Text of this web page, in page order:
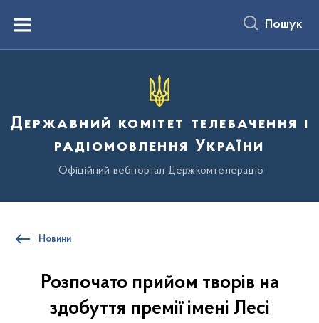
вмістуMenu Пошук
Державний комітет телебачення і
радіомовлення України
Офіційний вебпортал Держкомтелерадіо
Новини
Розпочато прийом творів на
здобуття премії імені Лесі